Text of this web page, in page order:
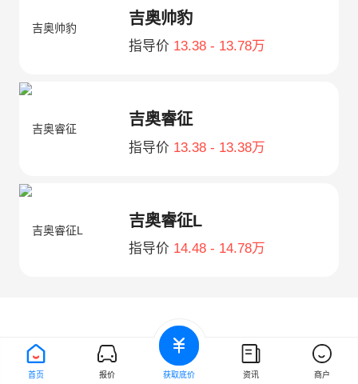
吉奥帅豹
指导价 13.38 - 13.78万
吉奥睿征
指导价 13.38 - 13.38万
吉奥睿征L
指导价 14.48 - 14.78万
首页 报价 获取底价 资讯 商户